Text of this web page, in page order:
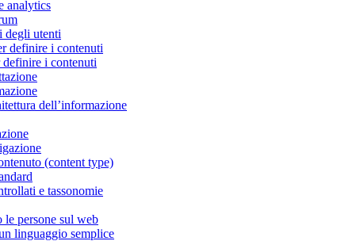
analytics
degli utenti
definire i contenuti
definire i contenuti
dell’informazione
(content type)
e tassonomie
le persone sul web
linguaggio semplice